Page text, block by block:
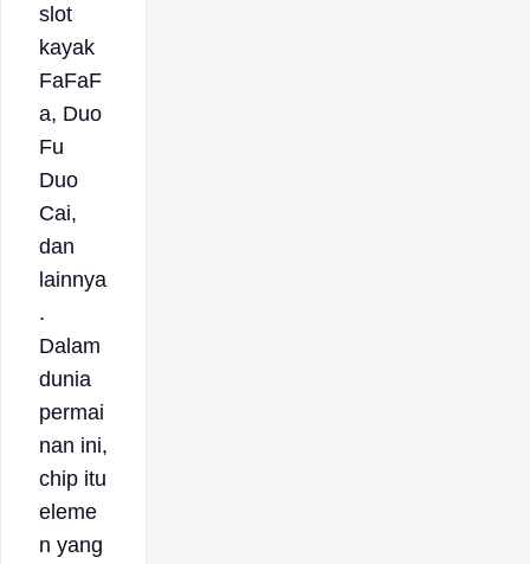
slot
kayak
FaFaF
a, Duo
Fu
Duo
Cai,
dan
lainnya
.
Dalam
dunia
permai
nan ini,
chip itu
eleme
n yang